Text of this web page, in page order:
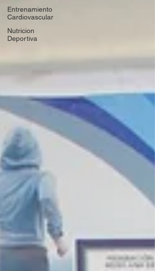
Entrenamiento
Cardiovascular
Nutricion
Deportiva